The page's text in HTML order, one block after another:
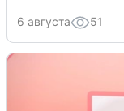
6 августа 51